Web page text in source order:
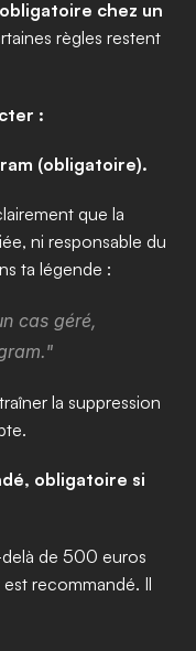
chez un
règles restent
:
(obligatoire).
que la
ni responsable du
ta légende :
cas géré,
la suppression
obligatoire si
de 500 euros
recommandé. Il